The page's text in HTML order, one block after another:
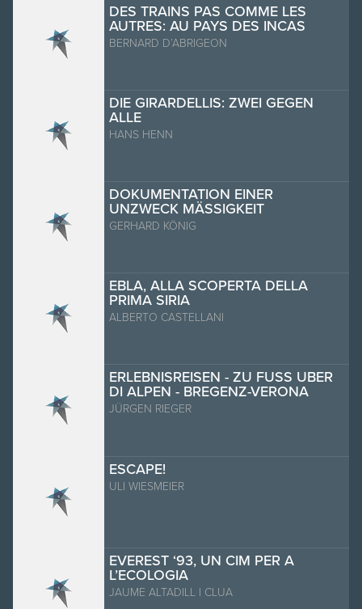
DES TRAINS PAS COMME LES
AUTRES: AU PAYS DES INCAS
BERNARD D’ABRIGEON
DIE GIRARDELLIS: ZWEI GEGEN
ALLE
HANS HENN
DOKUMENTATION EINER
UNZWECK MÄSSIGKEIT
GERHARD KÖNIG
EBLA, ALLA SCOPERTA DELLA
PRIMA SIRIA
ALBERTO CASTELLANI
ERLEBNISREISEN - ZU FUSS UBER
DI ALPEN - BREGENZ-VERONA
JÜRGEN RIEGER
ESCAPE!
ULI WIESMEIER
EVEREST ‘93, UN CIM PER A
L’ECOLOGIA
JAUME ALTADILL I CLUA